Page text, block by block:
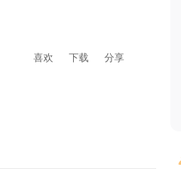
喜欢 下载 分享